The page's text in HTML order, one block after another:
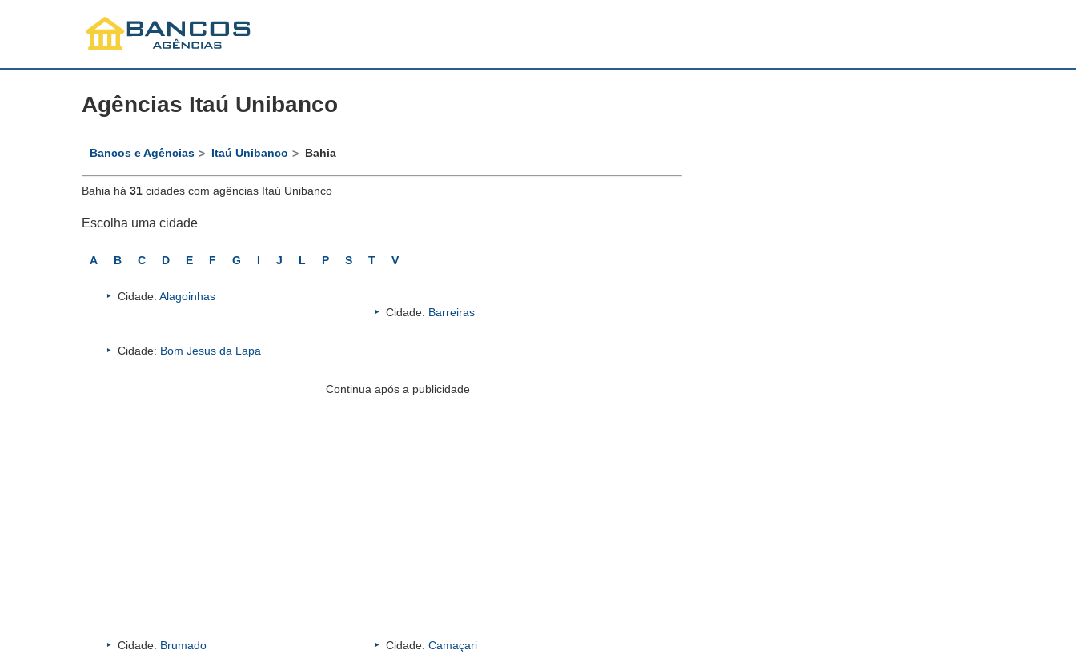
Agências Itaú Unibanco
Bancos e Agências Itaú Unibanco Bahia
Bahia há 31 cidades com agências Itaú Unibanco
Escolha uma cidade
A B C D E F G I J L P S T V
Cidade: Alagoinhas
Cidade: Barreiras
Cidade: Bom Jesus da Lapa
Continua após a publicidade
Cidade: Brumado Cidade: Camaçari